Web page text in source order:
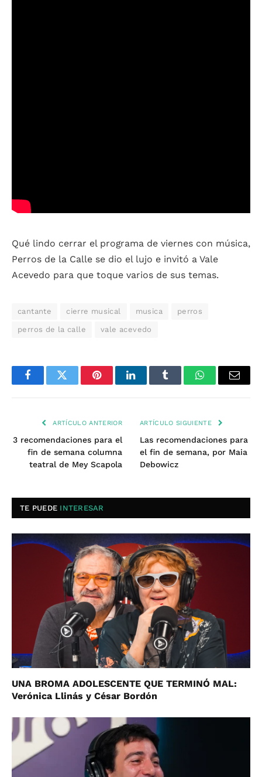
Qué lindo cerrar el programa de viernes con música,
Perros de la Calle se dio el lujo e invitó a Vale
Acevedo para que toque varios de sus temas.
cantante cierre musical musica perros
perros de la calle vale acevedo
FacebookTwitter PinterestLinkedInTumblr WhatsAppEmail
ARTÍCULO ANTERIOR
3 recomendaciones para el
fin de semana columna
teatral de Mey Scapola
ARTÍCULO SIGUIENTE
Las recomendaciones para
el fin de semana, por Maia
Debowicz
TE PUEDE INTERESAR
UNA BROMA ADOLESCENTE QUE TERMINÓ MAL:
Verónica Llinás y César Bordón